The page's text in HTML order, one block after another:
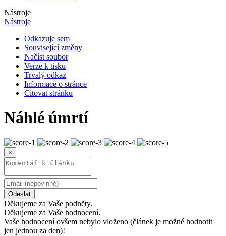
Nástroje
Nástroje
Odkazuje sem
Související změny
Načíst soubor
Verze k tisku
Trvalý odkaz
Informace o stránce
Citovat stránku
Náhlé úmrtí
×
Odeslat
Děkujeme za Vaše podněty.
Děkujeme za Vaše hodnocení.
Vaše hodnocení ovšem nebylo vloženo (článek je možné hodnotit
jen jednou za den)!